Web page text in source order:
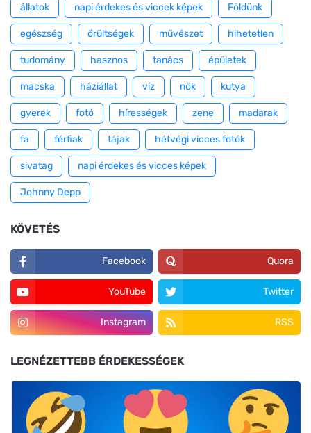
állatok napi érdekes és viccek képek Földünk
egészség őrültségek művészet hihetetlen
tudomány hasznos tanács épületek
macska háziállat víz nők kutya
gyerek fotó hírességek zene madarak
fa férfiak tájak hétvégi vicces fotók
sivatag napi érdekes és vicces képek
Johnny Depp
KÖVETÉS
Facebook Quora
YouTube Twitter
Instagram RSS
LEGNÉZETTEBB ÉRDEKESSÉGEK